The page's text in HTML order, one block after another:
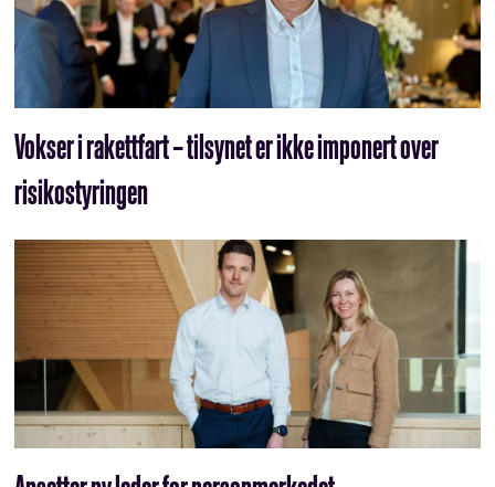
Vokser i rakettfart – tilsynet er ikke imponert over
risikostyringen